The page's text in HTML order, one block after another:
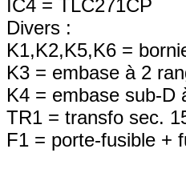
IC4 = TLC271CP
Divers :
K1,K2,K5,K6 =
K3 = embase à 2
K4 = embase sub-D
TR1 = transfo sec.
F1 = porte-fusible +